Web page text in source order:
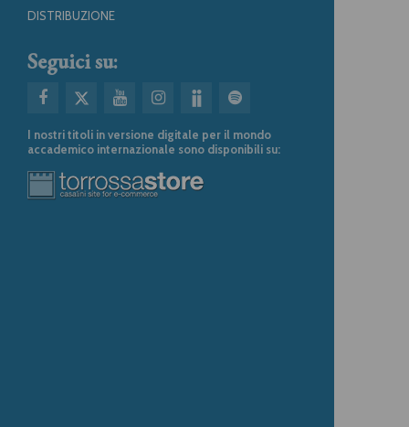
DISTRIBUZIONE
Seguici su:
I nostri titoli in versione digitale per il mondo
accademico internazionale sono disponibili su: